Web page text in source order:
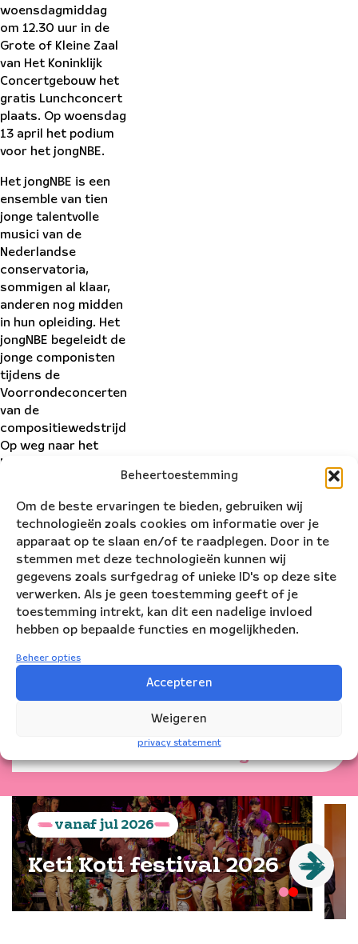
Beheertoestemming
Om de beste ervaringen te bieden, gebruiken wij
technologieën zoals cookies om informatie over je
apparaat op te slaan en/of te raadplegen. Door in te
stemmen met deze technologieën kunnen wij
gegevens zoals surfgedrag of unieke ID's op deze site
verwerken. Als je geen toestemming geeft of je
toestemming intrekt, kan dit een nadelige invloed
hebben op bepaalde functies en mogelijkheden.
Beheer opties
Accepteren
Weigeren
privacy statement
woensdagmiddag
om 12.30 uur in de
Grote of Kleine Zaal
van Het Koninklijk
Concertgebouw het
gratis Lunchconcert
plaats. Op woensdag
13 april het podium
voor het jongNBE.
Het jongNBE is een
ensemble van tien
jonge talentvolle
musici van de
Nederlandse
conservatoria,
sommigen al klaar,
anderen nog midden
in hun opleiding. Het
jongNBE begeleidt de
jonge componisten
tijdens de
Voorrondeconcerten
van de
compositiewedstrijd
Op weg naar het
Nieuwjaarsconcert
eigen programma’s
door heel Nederland.
Lees hier meer over
het jongNBE
Speeldata
apr2016
vanaf jul 2026
Keti Koti festival 2026